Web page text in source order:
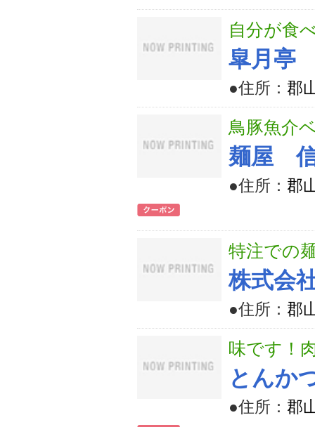
自分が食
皐月亭
●住所： 郡
鳥豚魚介
麺屋
●住所： 郡
特注での
株式会
●住所： 郡
味です！
とんか
●住所： 郡